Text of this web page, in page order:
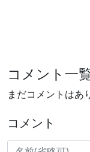
コメント一
まだコメントはあ
コメント